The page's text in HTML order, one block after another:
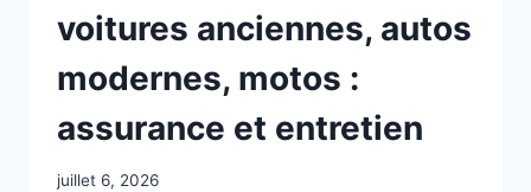
voitures anciennes, autos
modernes, motos :
assurance et entretien
juillet 6, 2026